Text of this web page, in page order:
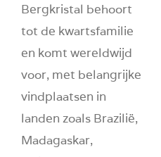
Bergkristal behoort
tot de kwartsfamilie
en komt wereldwijd
voor, met belangrijke
vindplaatsen in
landen zoals Brazilië,
Madagaskar,